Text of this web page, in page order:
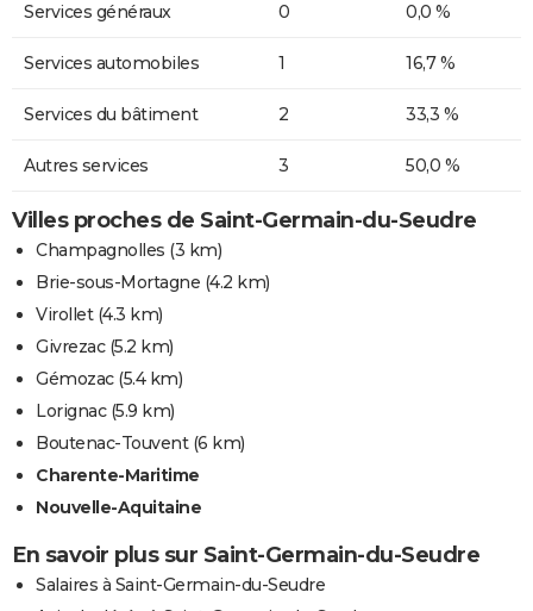
Services généraux 0 0,0 %
Services automobiles 1 16,7 %
Services du bâtiment 2 33,3 %
Autres services 3 50,0 %
Villes proches de Saint-Germain-du-Seudre
Champagnolles (3 km)
Brie-sous-Mortagne (4.2 km)
Virollet(4.3 km)
Givrezac(5.2 km)
Gémozac(5.4 km)
Lorignac(5.9 km)
Boutenac-Touvent(6 km)
Charente-Maritime
Nouvelle-Aquitaine
En savoir plus sur Saint-Germain-du-Seudre
Salaires à Saint-Germain-du-Seudre